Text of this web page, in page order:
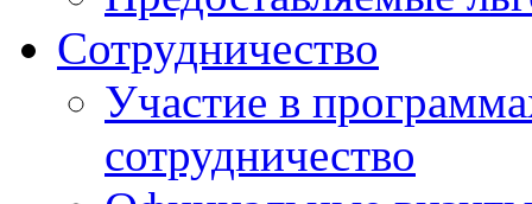
Сотрудничество
Участие в
сотрудничество